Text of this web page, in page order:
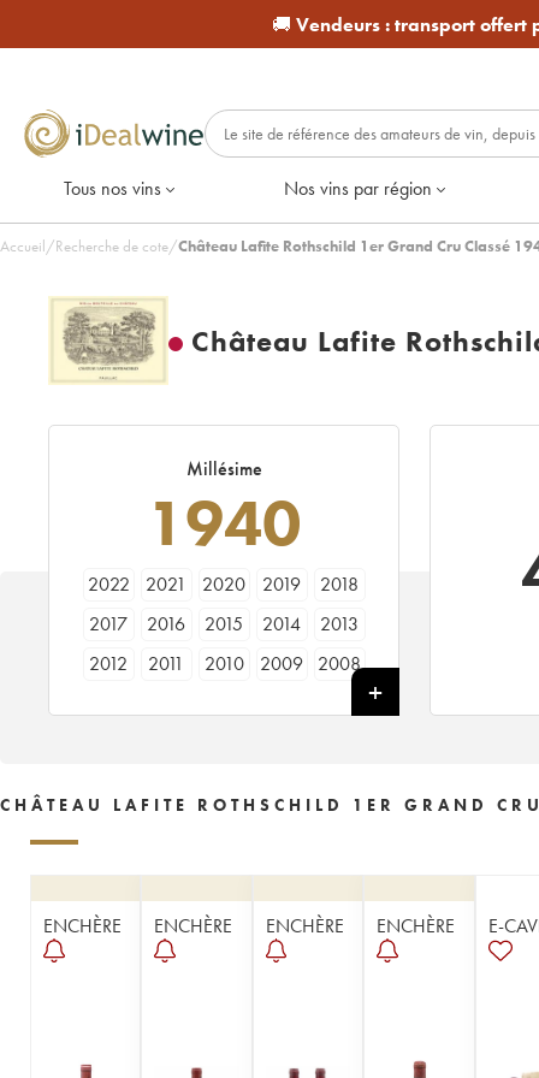
🚚 Vendeurs :transport offert
Tous nos vins Nos vins par région
Accueil/Recherche de cote/Château Lafite Rothschild 1er Grand Cru Classé
Château Lafite
Millésime
1940
2022 2021 2020 2019
2018
2017
2016 2015 2014
2013
2012
2011 2010 2009
2008
1982
1981 1980 1979
1978
1976 1974
1962
CHÂTEAU LAFITE ROTHSCHILD 1ER GRAND
ENCHÈRE ENCHÈRE ENCHÈRE ENCHÈRE E-